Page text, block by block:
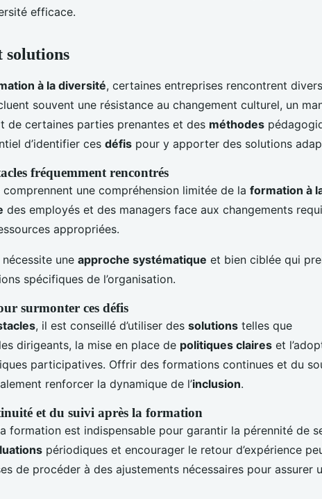
efficace.
solutions
à la diversité, certaines entreprises rencontrent divers
souvent une résistance au changement culturel, un
de certaines parties prenantes et des méthodes
d’identifier ces défis pour y apporter des solutions
fréquemment rencontrés
une compréhension limitée de la formation à
des employés et des managers face aux changements
appropriées.
une approche systématique et bien ciblée qui
spécifiques de l’organisation.
surmonter ces défis
, il est conseillé d’utiliser des solutions telles que
dirigeants, la mise en place de politiques claires et
participatives. Offrir des formations continues et du
renforcer la dynamique de l’inclusion.
et du suivi après la formation
formation est indispensable pour garantir la pérennité de
périodiques et encourager le retour d’expérience
de procéder à des ajustements nécessaires pour assurer